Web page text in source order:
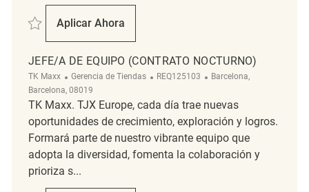
Salvar Adjunto/a de Encargado/a de Tienda REQ117824
Aplicar Ahora
Adjunto/a De Encargado/a De Tienda
JEFE/A DE EQUIPO (CONTRATO NOCTURNO)
TK Maxx Categoría
Gerencia de Tiendas ReqId
REQ125103 Ubicación
Barcelona,
Barcelona, 08019
TK Maxx. TJX Europe, cada día trae nuevas
oportunidades de crecimiento, exploración y logros.
Formará parte de nuestro vibrante equipo que
adopta la diversidad, fomenta la colaboración y
prioriza s...